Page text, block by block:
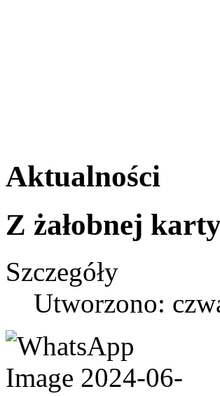
Aktualności
Z żałobnej
Szczegóły
Utworzono: